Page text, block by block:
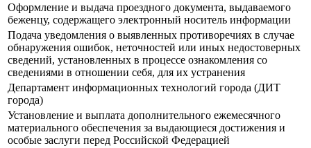
Оформление и выдача проездного документа, выдаваемого
беженцу, содержащего электронный носитель информации
Подача уведомления о выявленных противоречиях в случае
обнаружения ошибок, неточностей или иных недостоверных
сведений, установленных в процессе ознакомления со
сведениями в отношении себя, для их устранения
Департамент информационных технологий города (ДИТ
города)
Установление и выплата дополнительного ежемесячного
материального обеспечения за выдающиеся достижения и
особые заслуги перед Российской Федерацией